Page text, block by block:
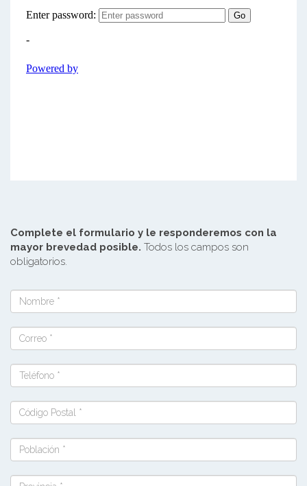
Complete el formulario y le responderemos con la
mayor brevedad posible. Todos los campos son
obligatorios.